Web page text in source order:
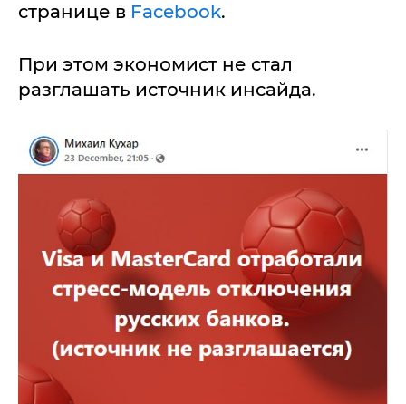
странице в Facebook.
При этом экономист не стал
разглашать источник инсайда.